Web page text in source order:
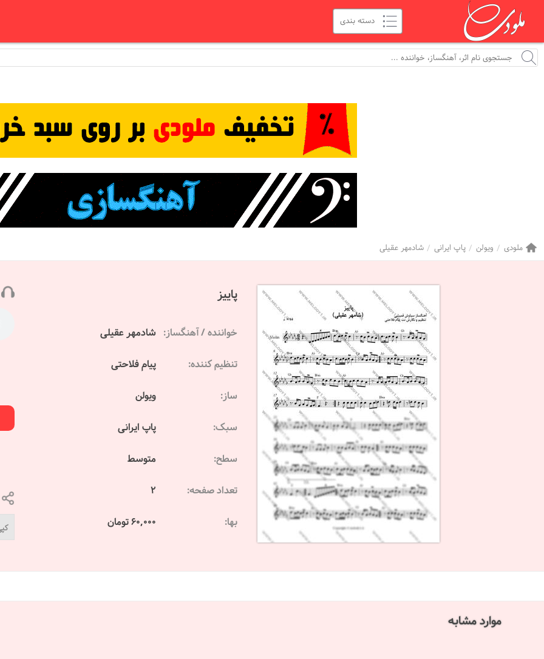
ملودی ویولن پاپ ایرانی شادمهر عقیلی
پاییز
خواننده / آهنگساز: شادمهر عقیلی
تنظیم کننده: پیام فلاحتی
ساز: ویولن
سبک: پاپ ایرانی
سطح: متوسط
تعداد صفحه: 2
بها: 60,000 تومان
موارد مشابه